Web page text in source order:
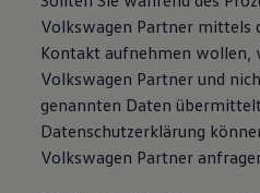
Volkswagen Partner mittels
Kontakt aufnehmen wollen,
Volkswagen Partner und
genannten Daten
Datenschutzerklärung
Volkswagen Partner